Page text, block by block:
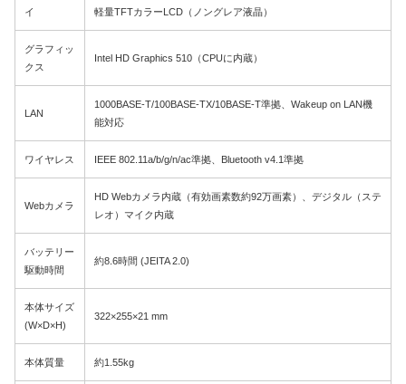
イ
軽量TFTカラーLCD（ノングレア液晶）
グラフィッ
クス
Intel HD Graphics 510（CPUに内蔵）
LAN
1000BASE-T/100BASE-TX/10BASE-T準拠、Wakeup on LAN機
能対応
ワイヤレス IEEE 802.11a/b/g/n/ac準拠、Bluetooth v4.1準拠
Webカメラ
HD Webカメラ内蔵（有効画素数約92万画素）、デジタル（ステ
レオ）マイク内蔵
バッテリー
駆動時間
約8.6時間 (JEITA 2.0)
本体サイズ
(W×D×H)
322×255×21 mm
本体質量 約1.55kg